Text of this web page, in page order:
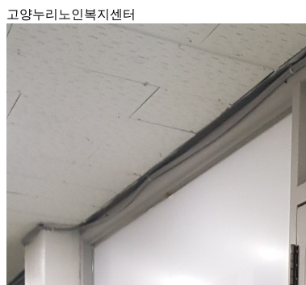
고양누리노인복지센터